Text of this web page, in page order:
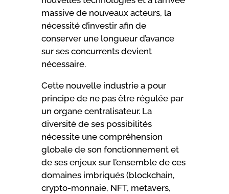
massive de nouveaux acteurs, la
nécessité d’investir afin de
conserver une longueur d’avance
sur ses concurrents devient
nécessaire.
Cette nouvelle industrie a pour
principe de ne pas être régulée par
un organe centralisateur. La
diversité de ses possibilités
nécessite une compréhension
globale de son fonctionnement et
de ses enjeux sur l’ensemble de ces
domaines imbriqués (blockchain,
crypto-monnaie, NFT, metavers,